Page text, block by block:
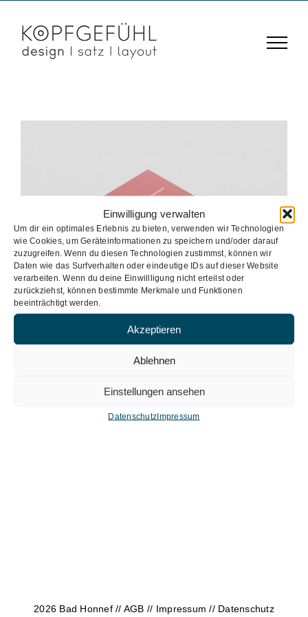
Einwilligung verwalten
Um dir ein optimales Erlebnis zu bieten, verwenden wir Technologien
wie Cookies, um Geräteinformationen zu speichern und/oder darauf
zuzugreifen. Wenn du diesen Technologien zustimmst, können wir
Daten wie das Surfverhalten oder eindeutige IDs auf dieser Website
verarbeiten. Wenn du deine Einwillligung nicht erteilst oder
zurückziehst, können bestimmte Merkmale und Funktionen
beeinträchtigt werden.
Akzeptieren
Ablehnen
Einstellungen ansehen
DatenschutzImpressum
Inhalt
springen
Bildungsmaterial
Bildungsmaterial Broschüre Buch
2026 Bad Honnef // AGB // Impressum // Datenschutz